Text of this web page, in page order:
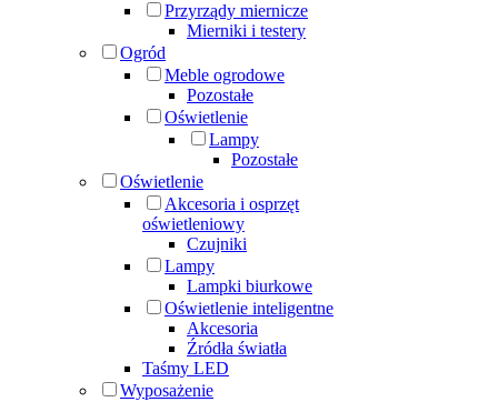
Przyrządy miernicze
Mierniki i testery
Ogród
Meble ogrodowe
Pozostałe
Oświetlenie
Lampy
Pozostałe
Oświetlenie
Akcesoria i osprzęt
oświetleniowy
Czujniki
Lampy
Lampki biurkowe
Oświetlenie inteligentne
Akcesoria
Źródła światła
Taśmy LED
Wyposażenie